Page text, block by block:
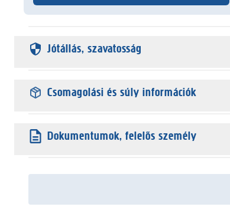
Jótállás, szavatosság
Csomagolási és súly információk
Dokumentumok, felelős személy